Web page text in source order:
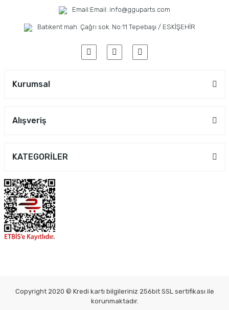
Email:Email: info@gguparts.com
Batıkent mah. Çağrı sok. No:11 Tepebaşı / ESKİŞEHİR
Kurumsal
Alışveriş
KATEGORİLER
Copyright 2020 © Kredi kartı bilgileriniz 256bit SSL sertifikası ile
korunmaktadır.